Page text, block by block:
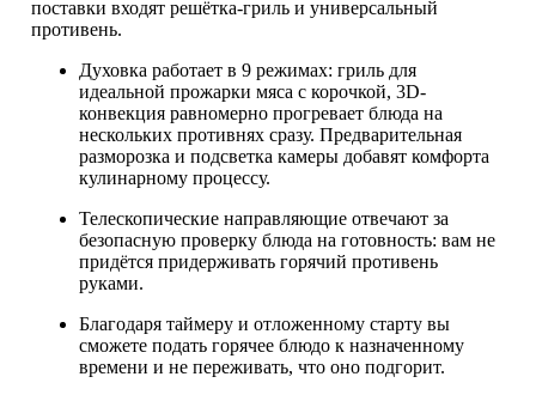
поставки входят решётка-гриль и универсальный
противень.
Духовка работает в 9 режимах: гриль для
идеальной прожарки мяса с корочкой, 3D-
конвекция равномерно прогревает блюда на
нескольких противнях сразу. Предварительная
разморозка и подсветка камеры добавят комфорта
кулинарному процессу.
Телескопические направляющие отвечают за
безопасную проверку блюда на готовность: вам не
придётся придерживать горячий противень
руками.
Благодаря таймеру и отложенному старту вы
сможете подать горячее блюдо к назначенному
времени и не переживать, что оно подгорит.